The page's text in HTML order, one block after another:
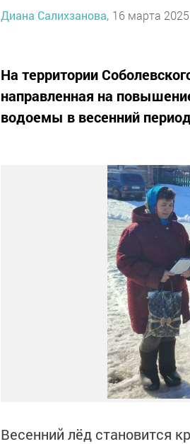
Диана Салихзанова, 16 марта 2025
На территории
направленная на
водоемы в весенний
Весенний лёд становится